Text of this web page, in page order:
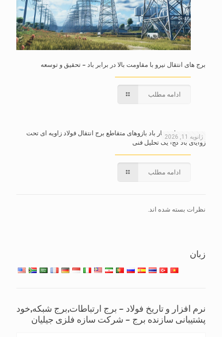
برج های انتقال نیرو با مقاومت بالا در برابر باد – تحقیق و توسعه
ادامه مطلب
ژانویه 11, 2026
بررسی ضرایب بار باد بازوهای متقاطع برج انتقال فولاد زاویه ای تحت
زوایای باد کج: یک تحلیل فنی
ادامه مطلب
نظرات بسته شده اند.
زبان
نرم افزار و تاریخ فولاد – برج ارتباطات,برج شبکه,خود
پشتیبانی سازنده برج – شرکت سازه فلزی جیلیان